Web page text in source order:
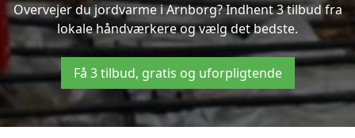
Overvejer du jordvarme i Arnborg? Indhent 3 tilbud fra
lokale håndværkere og vælg det bedste.
Få 3 tilbud, gratis og uforpligtende